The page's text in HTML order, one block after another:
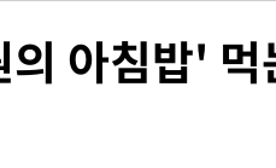
내린 1416.1원 마감
…서울, 2018년 이후 첫 40도
공간 확보' 신용해 前교정본부장 기
아침밥'